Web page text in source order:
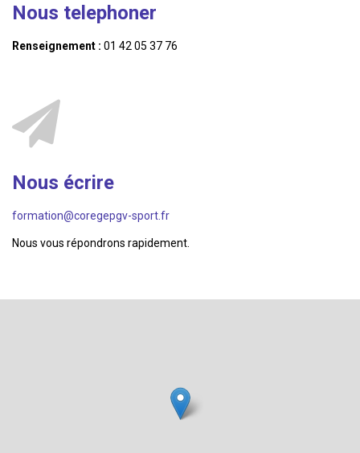
Nous telephoner
Renseignement : 01 42 05 37 76
Nous écrire
formation@coregepgv-sport.fr
Nous vous répondrons rapidement.